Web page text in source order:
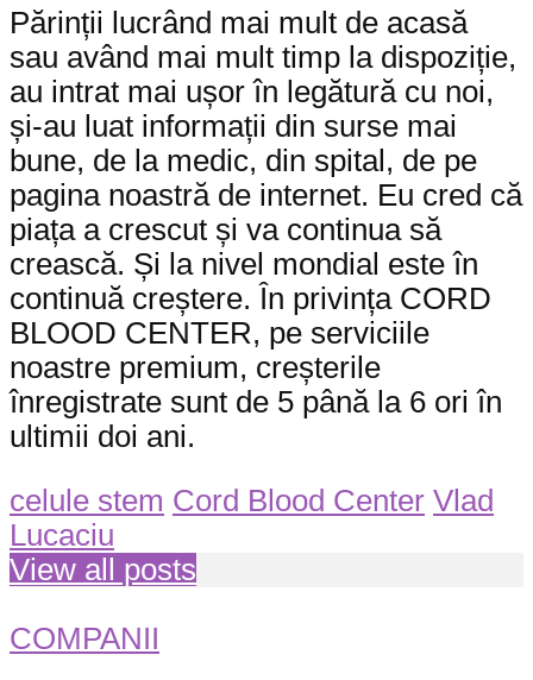
Părinții lucrând mai mult de acasă
sau având mai mult timp la dispoziție,
au intrat mai ușor în legătură cu noi,
și-au luat informații din surse mai
bune, de la medic, din spital, de pe
pagina noastră de internet. Eu cred că
piața a crescut și va continua să
crească. Și la nivel mondial este în
continuă creștere. În privința CORD
BLOOD CENTER, pe serviciile
noastre premium, creșterile
înregistrate sunt de 5 până la 6 ori în
ultimii doi ani.
celule stem Cord Blood Center Vlad
Lucaciu
View all posts
COMPANII